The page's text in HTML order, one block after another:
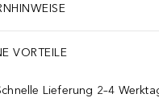
VORTEILE
Lieferung 2–4